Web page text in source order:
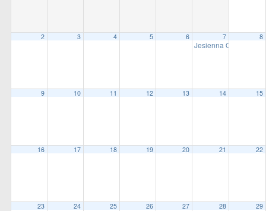
2 3 4 5 6 7
Jesienna Otwarte
8
9 10 11 12 13 14 15
16 17 18 19 20 21 22
23 24 25 26 27 28 29